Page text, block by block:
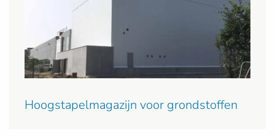
Hoogstapelmagazijn voor grondstoffen